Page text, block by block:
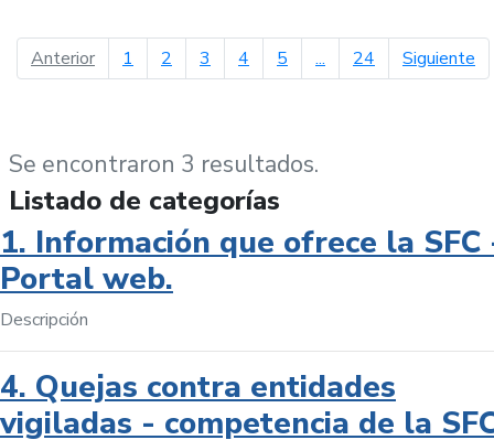
Anteriorpágina anterior
1 2 3 4 5 ... 24 Siguiente
Se encontraron 3 resultados.
Listado de categorías
1. Información que ofrece la SFC
Portal web.
Descripción
4. Quejas contra entidades
vigiladas - competencia de la